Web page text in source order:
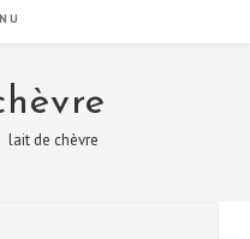
lait de chèvre